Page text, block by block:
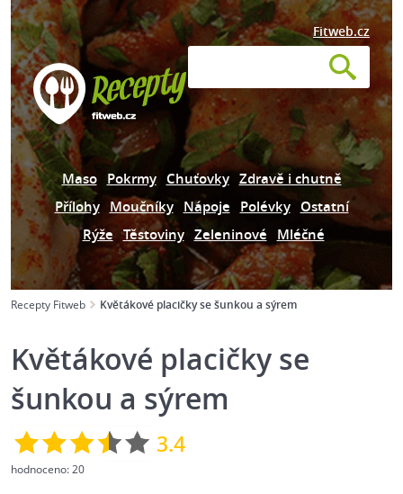
Fitweb.cz
Maso Pokrmy Chuťovky Zdravě i chutně
Přílohy Moučníky Nápoje Polévky Ostatní
Rýže Těstoviny Zeleninové Mléčné
Recepty Fitweb Květákové placičky se šunkou a sýrem
Květákové placičky se
šunkou a sýrem
3.4
hodnoceno:20